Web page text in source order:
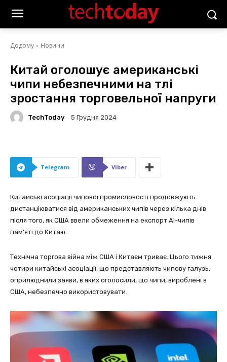
Додому Новини
Китай оголошує американські
чипи небезпечними на тлі
зростання торговельної напруги
TechToday 5 Грудня 2024
Telegram Viber
Китайські асоціації чипової промисловості продовжують
дистанціюватися від американських чипів через кілька днів
після того, як США ввели обмеження на експорт AI-чипів
пам’яті до Китаю.
Технічна торгова війна між США і Китаєм триває. Цього тижня
чотири китайські асоціації, що представляють чипову галузь,
оприлюднили заяви, в яких оголосили, що чипи, вироблені в
США, небезпечно використовувати.